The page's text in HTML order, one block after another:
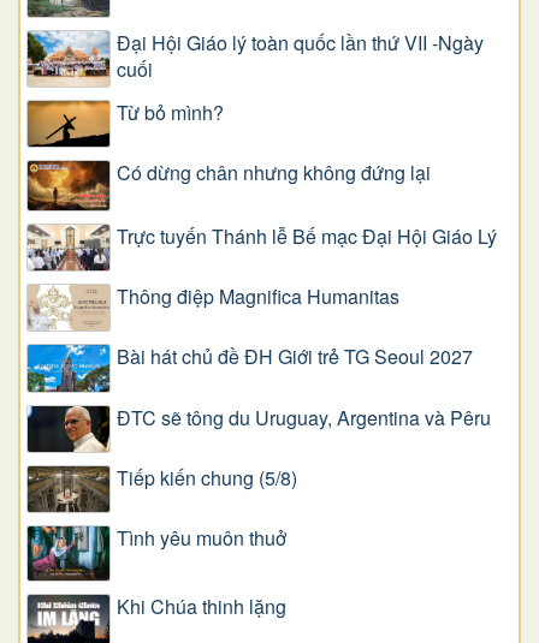
Đại Hội Giáo lý toàn quốc lần thứ VII -Ngày
cuối
Từ bỏ mình?
Có dừng chân nhưng không đứng lại
Trực tuyến Thánh lễ Bế mạc Đại Hội Giáo Lý
Thông điệp Magnifica Humanitas
Bài hát chủ đề ĐH Giới trẻ TG Seoul 2027
ĐTC sẽ tông du Uruguay, Argentina và Pêru
Tiếp kiến chung (5/8)
Tình yêu muôn thuở
Khi Chúa thinh lặng